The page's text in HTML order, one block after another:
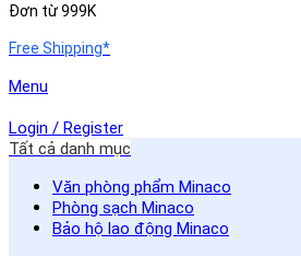
Đơn từ 999K
Free Shipping*
Menu
Login / Register
Tất cả danh mục
Văn phòng phẩm Minaco
Phòng sạch Minaco
Bảo hộ lao động Minaco